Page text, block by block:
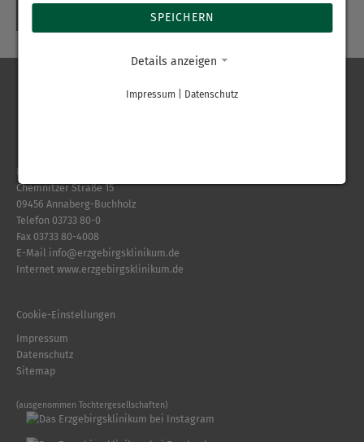
Erzgebirgsklinikum gGmbH
Chemnitzer Straße 15
09456 Annaberg-Buchholz
Telefon 03733 80-0
Fax 03733 80-4008
E-Mail info@erzgebirgsklinikum.de
Internet www.erzgebirgsklinikum.de
Cookie-Einstellungen
Impressum
Datenschutz
Sitemap
(ausgenommen Tochtergesellschaften)
SPEICHERN
Details anzeigen
Impressum Datenschutz